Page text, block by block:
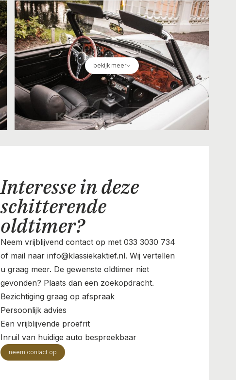
bekijk meer
Interesse in deze
schitterende
oldtimer?
Neem vrijblijvend contact op met 033 3030 734
of mail naar info@klassiekaktief.nl. Wij vertellen
u graag meer. De gewenste oldtimer niet
gevonden? Plaats dan een zoekopdracht.
Bezichtiging graag op afspraak
Persoonlijk advies
Een vrijblijvende proefrit
Inruil van huidige auto bespreekbaar
neem contact op